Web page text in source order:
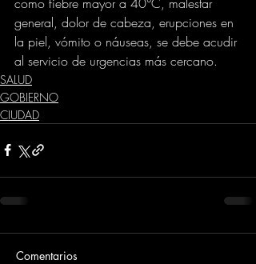
general, dolor de cabeza, erupciones en
la piel, vómito o náuseas, se debe acudir
al servicio de urgencias más cercano.
SALUD
GOBIERNO
CIUDAD
Comentarios